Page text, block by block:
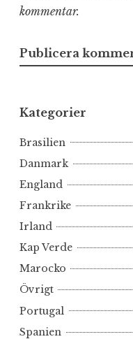
kommentar.
Kategorier
Brasilien
Danmark
England
Frankrike
Irland
Kap Verde
Marocko
Övrigt
Portugal
Spanien